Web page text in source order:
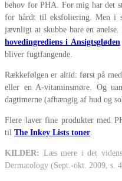
behov for PHA. For mig har det
for hårdt til eksfoliering. Men i
jævnligt at skubbe bare en
hovedingrediens i Ansigtsgløden
bliver fugtfangende.
Rækkefølgen er altid: først på
eller en A-vitaminsmøre. Og
dagtimerne (afhængig af hud og
Flere laver fine produkter med
til The Inkey Lists toner.
KILDER: Læs mere i det
Dermatology (Sept.-okt. 2009, s.